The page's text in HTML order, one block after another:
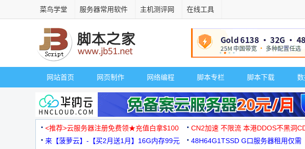
菜鸟学堂 服务器常用软件 主机测评网 在线工具
网站首页 网页制作 网络编程 脚本专栏 脚本下载
<推荐>云服务器注册免费领★充值白拿$100 CN2加速 不限流 本港DDOS不黑洞
来【菠萝云】-【买2月送1月】16G内存99元
48H64G1TSSD G口服务器租用仅需